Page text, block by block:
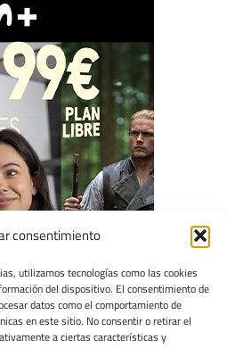
consentimiento
utilizamos tecnologías como las cookies
del dispositivo. El consentimiento de
datos como el comportamiento de
en este sitio. No consentir o retirar el
a ciertas características y